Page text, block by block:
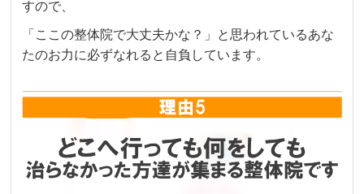
すので、
「ここの整体院で大丈夫かな？」と思われているあな
たのお力に必ずなれると自負しています。